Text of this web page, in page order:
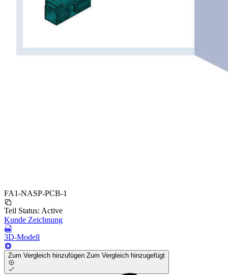
FA1-NASP-PCB-1
Teil Status: Active
Kunde Zeichnung
3D-Modell
Zum Vergleich hinzufügen Zum Vergleich hinzugefügt